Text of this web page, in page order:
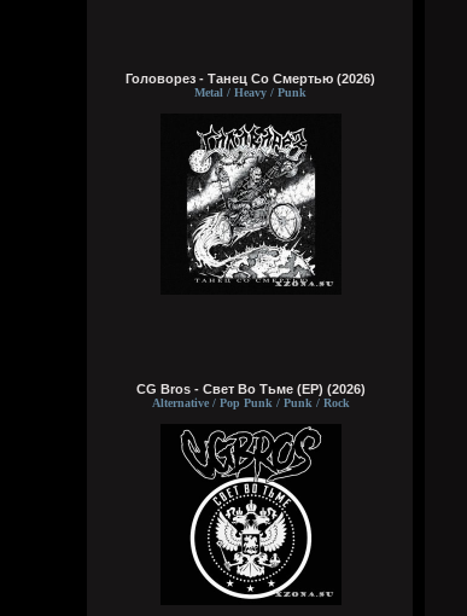
Головорез - Tанец Со Смертью (2026)
Metal / Heavy / Punk
CG Bros - Свет Во Тьме (EP) (2026)
Alternative / Pop Punk / Punk / Rock